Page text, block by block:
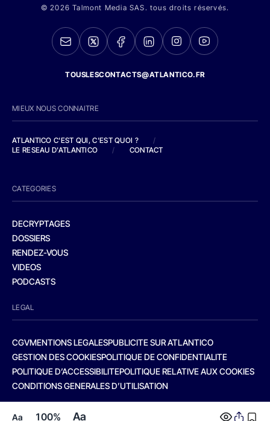
Aa 100% Aa
© 2026 Talmont Media SAS. tous droits réservés.
TOUSLESCONTACTS@ATLANTICO.FR
MIEUX NOUS CONNAITRE
ATLANTICO C'EST QUI, C'EST QUOI ?
/
LE RESEAU D'ATLANTICO
/ CONTACT
CATEGORIES
DECRYPTAGES
DOSSIERS
RENDEZ-VOUS
VIDEOS
PODCASTS
LEGAL
CGVMENTIONS LEGALESPUBLICITE SUR ATLANTICO
GESTION DES COOKIESPOLITIQUE DE CONFIDENTIALITE
POLITIQUE D’ACCESSIBILITEPOLITIQUE RELATIVE AUX COOKIES
CONDITIONS GENERALES D’UTILISATION